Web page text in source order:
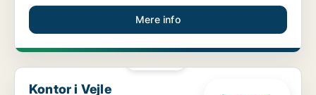
Mere info
Kontor i Vejle
Kontor i Vejle